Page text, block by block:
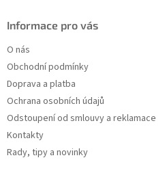
Informace pro vás
O nás
Obchodní podmínky
Doprava a platba
Ochrana osobních údajů
Odstoupení od smlouvy a reklamace
Kontakty
Rady, tipy a novinky